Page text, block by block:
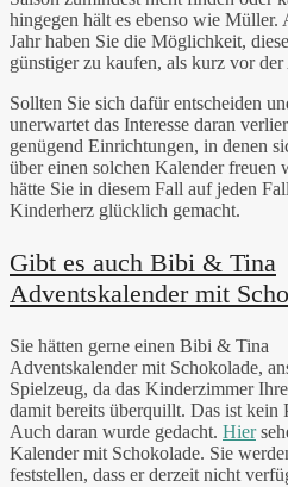
hingegen hält es ebenso wie Müller.
Jahr haben Sie die Möglichkeit,
günstiger zu kaufen, als kurz vor
Sollten Sie sich dafür entscheiden
unerwartet das Interesse daran
genügend Einrichtungen, in denen
über einen solchen Kalender freuen
hätte Sie in diesem Fall auf jeden
Kinderherz glücklich gemacht.
Gibt es auch Bibi & Tina
Adventskalender mit
Sie hätten gerne einen Bibi & Tina
Adventskalender mit Schokolade,
Spielzeug, da das Kinderzimmer
damit bereits überquillt. Das ist kein
Auch daran wurde gedacht. Hier
Kalender mit Schokolade. Sie
feststellen, dass er derzeit nicht